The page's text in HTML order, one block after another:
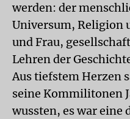
werden: der
Universum, Religion
und Frau,
Lehren der
Aus tiefstem Herzen
seine Kommilitonen
wussten, es war eine